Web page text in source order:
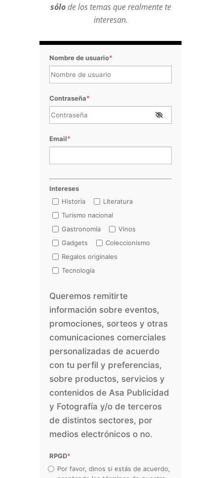
sólode los temas que realmente te
interesan.
Nombre de usuario*
Contraseña*
Email*
Intereses
Historia
LIteratura
Turismo nacional
Gastronomía
Vinos
Gadgets
Coleccionismo
Regalos originales
Tecnología
Queremos remitirte
información sobre eventos,
promociones, sorteos y otras
comunicaciones comerciales
personalizadas de acuerdo
con tu perfil y preferencias,
sobre productos, servicios y
contenidos de Asa Publicidad
y Fotografía y/o de terceros
de distintos sectores, por
medios electrónicos o no.
RPGD*
Por favor, dinos si estás de acuerdo,